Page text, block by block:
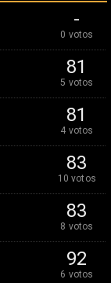
-
0 votos
81
5 votos
81
4 votos
83
10 votos
83
8 votos
92
6 votos